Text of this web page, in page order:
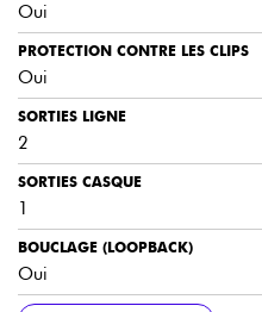
Oui
PROTECTION CONTRE LES CLIPS
Oui
SORTIES LIGNE
2
SORTIES CASQUE
1
BOUCLAGE (LOOPBACK)
Oui
CONNECTIVITÉ
PROTOCOLE
E/S SIMULTANÉES
RÉSOLUTION A/D
ALIMENTÉ PAR BUS
DIMENSIONS
POIDS
ENTRÉES MICROPHONE
ENTRÉES LIGNE
ENTRÉES INSTRUMENT
SORTIES LIGNE (SYMÉTRIQUES)